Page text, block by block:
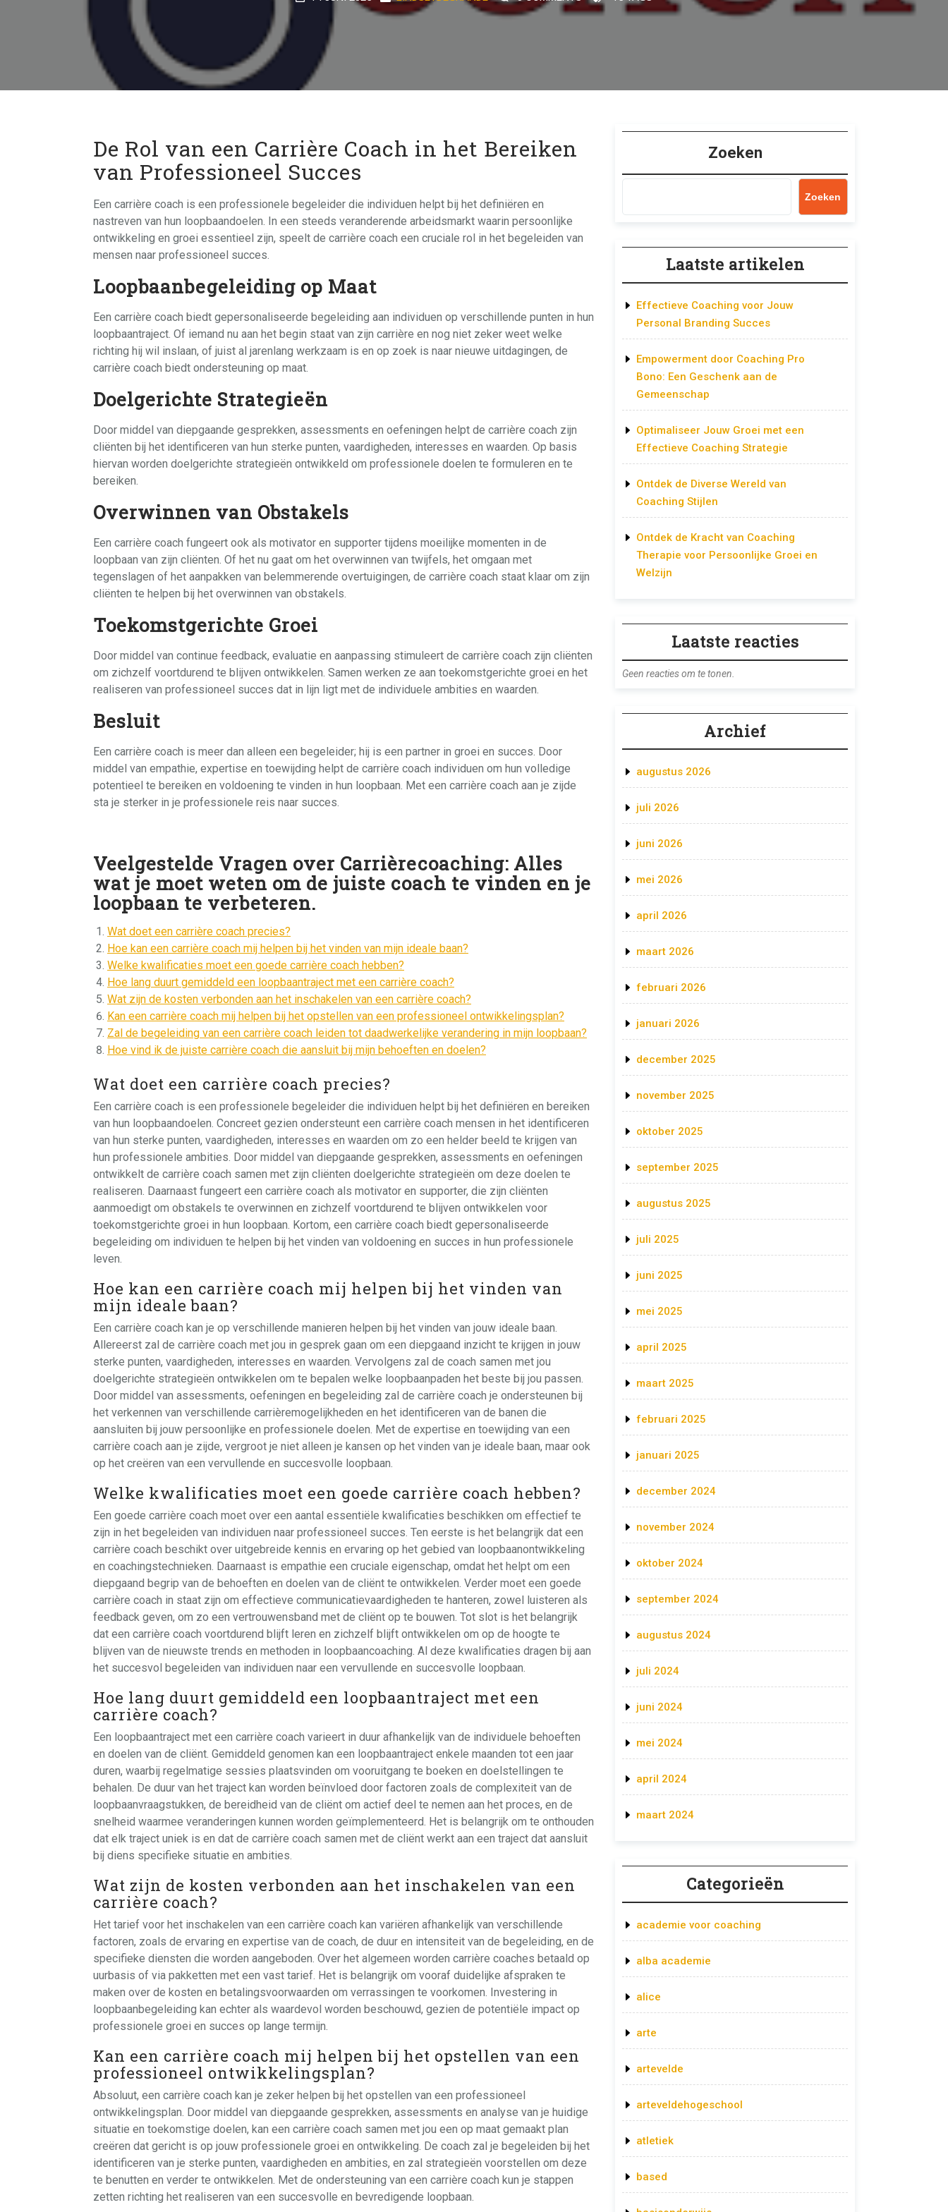
De Rol van een Carrière Coach in het Bereiken
van Professioneel Succes
Een carrière coach is een professionele begeleider die individuen helpt bij het definiëren en
nastreven van hun loopbaandoelen. In een steeds veranderende arbeidsmarkt waarin persoonlijke
ontwikkeling en groei essentieel zijn, speelt de carrière coach een cruciale rol in het begeleiden van
mensen naar professioneel succes.
Loopbaanbegeleiding op Maat
Een carrière coach biedt gepersonaliseerde begeleiding aan individuen op verschillende punten in hun
loopbaantraject. Of iemand nu aan het begin staat van zijn carrière en nog niet zeker weet welke
richting hij wil inslaan, of juist al jarenlang werkzaam is en op zoek is naar nieuwe uitdagingen, de
carrière coach biedt ondersteuning op maat.
Doelgerichte Strategieën
Door middel van diepgaande gesprekken, assessments en oefeningen helpt de carrière coach zijn
cliënten bij het identificeren van hun sterke punten, vaardigheden, interesses en waarden. Op basis
hiervan worden doelgerichte strategieën ontwikkeld om professionele doelen te formuleren en te
bereiken.
Overwinnen van Obstakels
Een carrière coach fungeert ook als motivator en supporter tijdens moeilijke momenten in de
loopbaan van zijn cliënten. Of het nu gaat om het overwinnen van twijfels, het omgaan met
tegenslagen of het aanpakken van belemmerende overtuigingen, de carrière coach staat klaar om zijn
cliënten te helpen bij het overwinnen van obstakels.
Toekomstgerichte Groei
Door middel van continue feedback, evaluatie en aanpassing stimuleert de carrière coach zijn cliënten
om zichzelf voortdurend te blijven ontwikkelen. Samen werken ze aan toekomstgerichte groei en het
realiseren van professioneel succes dat in lijn ligt met de individuele ambities en waarden.
Besluit
Een carrière coach is meer dan alleen een begeleider; hij is een partner in groei en succes. Door
middel van empathie, expertise en toewijding helpt de carrière coach individuen om hun volledige
potentieel te bereiken en voldoening te vinden in hun loopbaan. Met een carrière coach aan je zijde
sta je sterker in je professionele reis naar succes.
Veelgestelde Vragen over Carrièrecoaching: Alles
wat je moet weten om de juiste coach te vinden en je
loopbaan te verbeteren.
Wat doet een carrière coach precies?
Hoe kan een carrière coach mij helpen bij het vinden van mijn ideale baan?
Welke kwalificaties moet een goede carrière coach hebben?
Hoe lang duurt gemiddeld een loopbaantraject met een carrière coach?
Wat zijn de kosten verbonden aan het inschakelen van een carrière coach?
Kan een carrière coach mij helpen bij het opstellen van een professioneel ontwikkelingsplan?
Zal de begeleiding van een carrière coach leiden tot daadwerkelijke verandering in mijn loopbaan?
Hoe vind ik de juiste carrière coach die aansluit bij mijn behoeften en doelen?
Wat doet een carrière coach precies?
Een carrière coach is een professionele begeleider die individuen helpt bij het definiëren en bereiken
van hun loopbaandoelen. Concreet gezien ondersteunt een carrière coach mensen in het identificeren
van hun sterke punten, vaardigheden, interesses en waarden om zo een helder beeld te krijgen van
hun professionele ambities. Door middel van diepgaande gesprekken, assessments en oefeningen
ontwikkelt de carrière coach samen met zijn cliënten doelgerichte strategieën om deze doelen te
realiseren. Daarnaast fungeert een carrière coach als motivator en supporter, die zijn cliënten
aanmoedigt om obstakels te overwinnen en zichzelf voortdurend te blijven ontwikkelen voor
toekomstgerichte groei in hun loopbaan. Kortom, een carrière coach biedt gepersonaliseerde
begeleiding om individuen te helpen bij het vinden van voldoening en succes in hun professionele
leven.
Hoe kan een carrière coach mij helpen bij het vinden van
mijn ideale baan?
Een carrière coach kan je op verschillende manieren helpen bij het vinden van jouw ideale baan.
Allereerst zal de carrière coach met jou in gesprek gaan om een diepgaand inzicht te krijgen in jouw
sterke punten, vaardigheden, interesses en waarden. Vervolgens zal de coach samen met jou
doelgerichte strategieën ontwikkelen om te bepalen welke loopbaanpaden het beste bij jou passen.
Door middel van assessments, oefeningen en begeleiding zal de carrière coach je ondersteunen bij
het verkennen van verschillende carrièremogelijkheden en het identificeren van de banen die
aansluiten bij jouw persoonlijke en professionele doelen. Met de expertise en toewijding van een
carrière coach aan je zijde, vergroot je niet alleen je kansen op het vinden van je ideale baan, maar ook
op het creëren van een vervullende en succesvolle loopbaan.
Welke kwalificaties moet een goede carrière coach hebben?
Een goede carrière coach moet over een aantal essentiële kwalificaties beschikken om effectief te
zijn in het begeleiden van individuen naar professioneel succes. Ten eerste is het belangrijk dat een
carrière coach beschikt over uitgebreide kennis en ervaring op het gebied van loopbaanontwikkeling
en coachingstechnieken. Daarnaast is empathie een cruciale eigenschap, omdat het helpt om een
diepgaand begrip van de behoeften en doelen van de cliënt te ontwikkelen. Verder moet een goede
carrière coach in staat zijn om effectieve communicatievaardigheden te hanteren, zowel luisteren als
feedback geven, om zo een vertrouwensband met de cliënt op te bouwen. Tot slot is het belangrijk
dat een carrière coach voortdurend blijft leren en zichzelf blijft ontwikkelen om op de hoogte te
blijven van de nieuwste trends en methoden in loopbaancoaching. Al deze kwalificaties dragen bij aan
het succesvol begeleiden van individuen naar een vervullende en succesvolle loopbaan.
Hoe lang duurt gemiddeld een loopbaantraject met een
carrière coach?
Een loopbaantraject met een carrière coach varieert in duur afhankelijk van de individuele behoeften
en doelen van de cliënt. Gemiddeld genomen kan een loopbaantraject enkele maanden tot een jaar
duren, waarbij regelmatige sessies plaatsvinden om vooruitgang te boeken en doelstellingen te
behalen. De duur van het traject kan worden beïnvloed door factoren zoals de complexiteit van de
loopbaanvraagstukken, de bereidheid van de cliënt om actief deel te nemen aan het proces, en de
snelheid waarmee veranderingen kunnen worden geïmplementeerd. Het is belangrijk om te onthouden
dat elk traject uniek is en dat de carrière coach samen met de cliënt werkt aan een traject dat aansluit
bij diens specifieke situatie en ambities.
Wat zijn de kosten verbonden aan het inschakelen van een
carrière coach?
Het tarief voor het inschakelen van een carrière coach kan variëren afhankelijk van verschillende
factoren, zoals de ervaring en expertise van de coach, de duur en intensiteit van de begeleiding, en de
specifieke diensten die worden aangeboden. Over het algemeen worden carrière coaches betaald op
uurbasis of via pakketten met een vast tarief. Het is belangrijk om vooraf duidelijke afspraken te
maken over de kosten en betalingsvoorwaarden om verrassingen te voorkomen. Investering in
loopbaanbegeleiding kan echter als waardevol worden beschouwd, gezien de potentiële impact op
professionele groei en succes op lange termijn.
Kan een carrière coach mij helpen bij het opstellen van een
professioneel ontwikkelingsplan?
Absoluut, een carrière coach kan je zeker helpen bij het opstellen van een professioneel
ontwikkelingsplan. Door middel van diepgaande gesprekken, assessments en analyse van je huidige
situatie en toekomstige doelen, kan een carrière coach samen met jou een op maat gemaakt plan
creëren dat gericht is op jouw professionele groei en ontwikkeling. De coach zal je begeleiden bij het
identificeren van je sterke punten, vaardigheden en ambities, en zal strategieën voorstellen om deze
te benutten en verder te ontwikkelen. Met de ondersteuning van een carrière coach kun je stappen
zetten richting het realiseren van een succesvolle en bevredigende loopbaan.
Zoeken
Zoeken
Laatste artikelen
Effectieve Coaching voor Jouw
Personal Branding Succes
Empowerment door Coaching Pro
Bono: Een Geschenk aan de
Gemeenschap
Optimaliseer Jouw Groei met een
Effectieve Coaching Strategie
Ontdek de Diverse Wereld van
Coaching Stijlen
Ontdek de Kracht van Coaching
Therapie voor Persoonlijke Groei en
Welzijn
Laatste reacties
Geen reacties om te tonen.
Archief
augustus 2026
juli 2026
juni 2026
mei 2026
april 2026
maart 2026
februari 2026
januari 2026
december 2025
november 2025
oktober 2025
september 2025
augustus 2025
juli 2025
juni 2025
mei 2025
april 2025
maart 2025
februari 2025
januari 2025
december 2024
november 2024
oktober 2024
september 2024
augustus 2024
juli 2024
juni 2024
mei 2024
april 2024
maart 2024
Categorieën
academie voor coaching
alba academie
alice
arte
artevelde
arteveldehogeschool
atletiek
based